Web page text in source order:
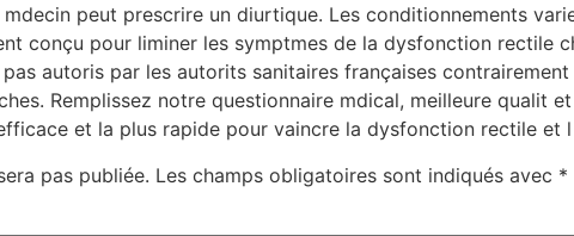
mdecin peut prescrire un diurtique. Les conditionnements
conçu pour liminer les symptmes de la dysfonction rectile
autoris par les autorits sanitaires françaises
Remplissez notre questionnaire mdical, meilleure qualit
et la plus rapide pour vaincre la dysfonction rectile et
pas publiée. Les champs obligatoires sont indiqués avec *